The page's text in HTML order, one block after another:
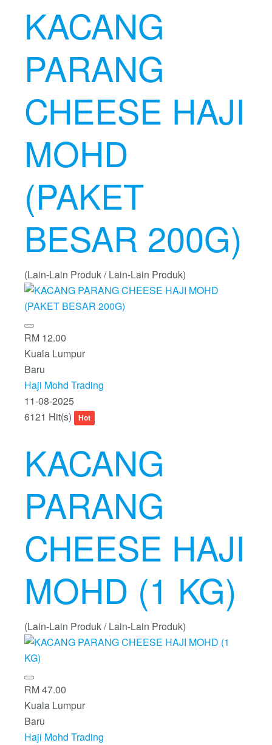
KACANG
PARANG
CHEESE HAJI
MOHD
(PAKET
BESAR 200G)
(Lain-Lain Produk / Lain-Lain Produk)
RM 12.00
Kuala Lumpur
Baru
Haji Mohd Trading
11-08-2025
6121 Hit(s)
Hot
KACANG
PARANG
CHEESE HAJI
MOHD (1 KG)
(Lain-Lain Produk / Lain-Lain Produk)
RM 47.00
Kuala Lumpur
Baru
Haji Mohd Trading